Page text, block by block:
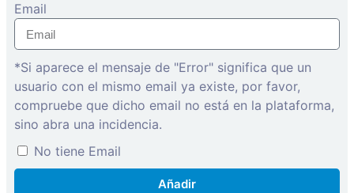
Email
*Si aparece el mensaje de "Error" significa que un
usuario con el mismo email ya existe, por favor,
compruebe que dicho email no está en la plataforma,
sino abra una incidencia.
No tiene Email
Añadir